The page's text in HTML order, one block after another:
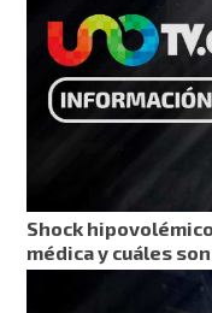
Shock
médica y cuáles